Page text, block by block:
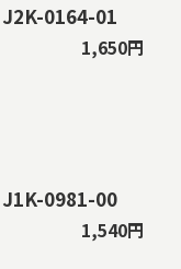
J2K-0164-01
1,650円
J1K-0981-00
1,540円